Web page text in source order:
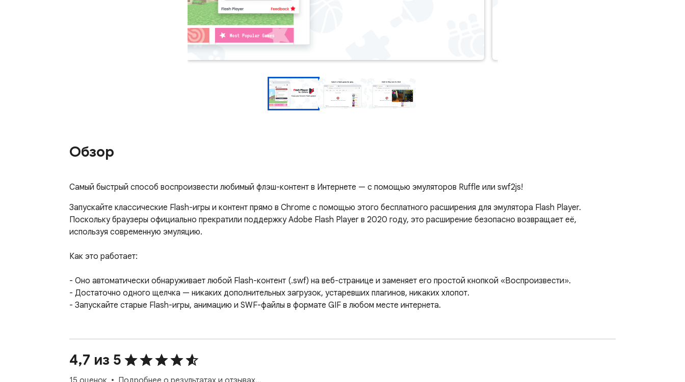
Обзор
Самый быстрый способ воспроизвести любимый флэш-контент в Интернете — с помощью эмуляторов Ruffle или swf2js!
Запускайте классические Flash-игры и контент прямо в Chrome с помощью этого бесплатного расширения для эмулятора Flash Player.
Поскольку браузеры официально прекратили поддержку Adobe Flash Player в 2020 году, это расширение безопасно возвращает её,
используя современную эмуляцию.
Как это работает:
- Оно автоматически обнаруживает любой Flash-контент (.swf) на веб-странице и заменяет его простой кнопкой «Воспроизвести».
- Достаточно одного щелчка — никаких дополнительных загрузок, устаревших плагинов, никаких хлопот.
- Запускайте старые Flash-игры, анимацию и SWF-файлы в формате GIF в любом месте интернета.
- Поддерживает два мощных эмулятора с открытым исходным кодом: Ruffle (ruffle.rs) и SWF2JS (swf2js.com).
- Открывает контент в окне с изменяемым размером, максимально приближенном к размеру исходного Flash-объекта.
- Вы также можете добавить любой SWF-файл в плейлист расширения и мгновенно запустить его с помощью значка на панели инструментов.
4,7 из 5